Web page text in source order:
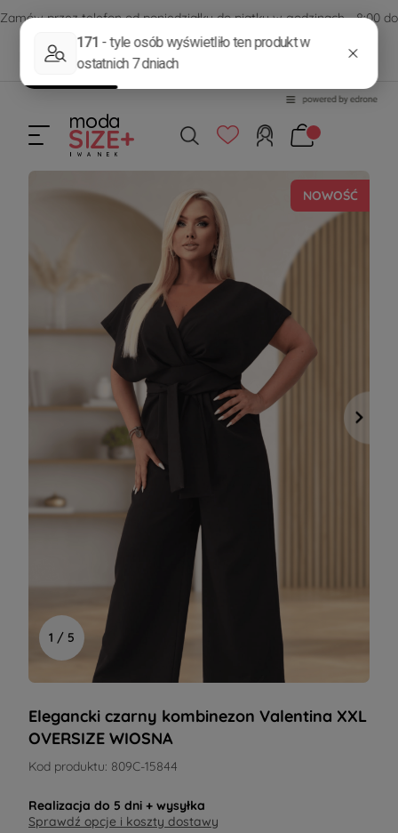
Zamów przez telefon od poniedziałku do piątku w godzinach - 8:00 do
15:00
570 390 351
sklep@modasizeplus.pl
NOWOŚĆ
1 / 5
Elegancki czarny kombinezon Valentina XXL
OVERSIZE WIOSNA
Kod produktu: 809C-15844
Realizacja do 5 dni + wysyłka
Sprawdź opcje i koszty dostawy